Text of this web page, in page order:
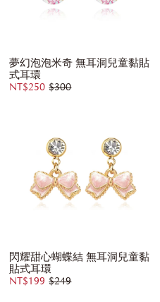
夢幻泡泡米奇 無耳洞兒童黏貼
式耳環
NT$250 $300
閃耀甜心蝴蝶結 無耳洞兒童黏
貼式耳環
NT$199 $249